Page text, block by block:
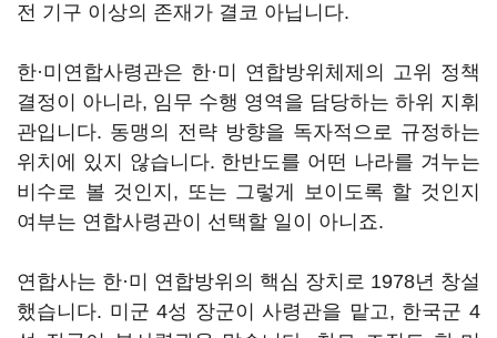
전 기구 이상의 존재가 결코 아닙니다.
한·미연합사령관은 한·미 연합방위체제의 고위 정책
결정이 아니라, 임무 수행 영역을 담당하는 하위 지휘
관입니다. 동맹의 전략 방향을 독자적으로 규정하는
위치에 있지 않습니다. 한반도를 어떤 나라를 겨누는
비수로 볼 것인지, 또는 그렇게 보이도록 할 것인지
여부는 연합사령관이 선택할 일이 아니죠.
연합사는 한·미 연합방위의 핵심 장치로 1978년 창설
했습니다. 미군 4성 장군이 사령관을 맡고, 한국군 4